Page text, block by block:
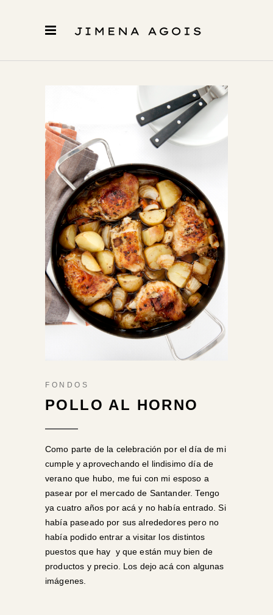
FONDOS
POLLO AL HORNO
Como parte de la celebración por el día de mi
cumple y aprovechando el lindisimo día de
verano que hubo, me fui con mi esposo a
pasear por el mercado de Santander. Tengo
ya cuatro años por acá y no había entrado. Si
había paseado por sus alrededores pero no
había podido entrar a visitar los distintos
puestos que hay y que están muy bien de
productos y precio. Los dejo acá con algunas
imágenes.